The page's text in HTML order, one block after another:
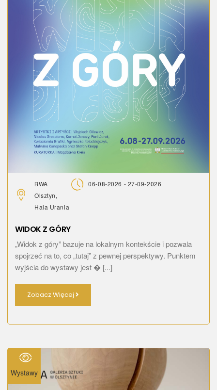
BWA
Olsztyn,
Hala Urania
06-08-2026 - 27-09-2026
WIDOK Z GÓRY
„Widok z góry” bazuje na lokalnym kontekście i pozwala
spojrzeć na to, co „tutaj” z pewnej perspektywy. Punktem
wyjścia do wystawy jest � [...]
Zobacz Więcej
Wystawy